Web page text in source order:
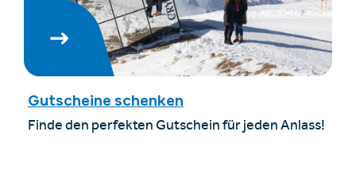
Gutscheine schenken
Finde den perfekten Gutschein für jeden Anlass!